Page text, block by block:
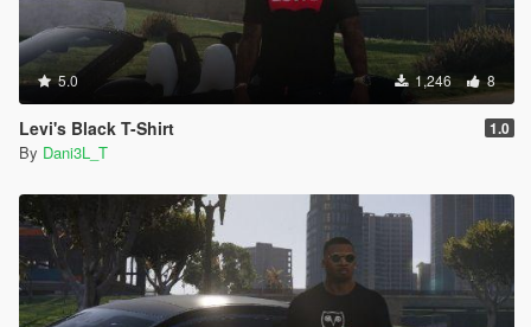
5.0 1,246 8
Levi's Black T-Shirt 1.0
By Dani3L_T